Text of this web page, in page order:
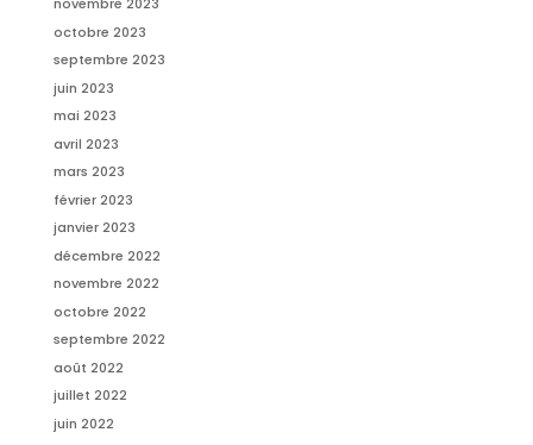
novembre 2023
octobre 2023
septembre 2023
juin 2023
mai 2023
avril 2023
mars 2023
février 2023
janvier 2023
décembre 2022
novembre 2022
octobre 2022
septembre 2022
août 2022
juillet 2022
juin 2022